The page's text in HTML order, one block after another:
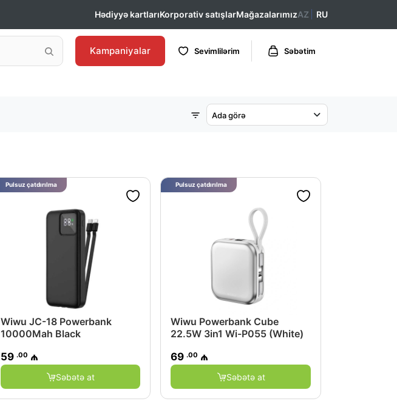
Hədiyyə kartlarıKorporativ satışlarMağazalarımızAZ RU
Kampaniyalar Sevimlilərim Səbətim
Ada görə
Wiwu JC-18 Powerbank
10000Mah Black
59 .00 ₼
Səbətə at
Pulsuz çatdırılma
Wiwu Powerbank Cube
22.5W 3in1 Wi-P055 (White)
69.00 ₼
Səbətə at
Pulsuz çatdırılma